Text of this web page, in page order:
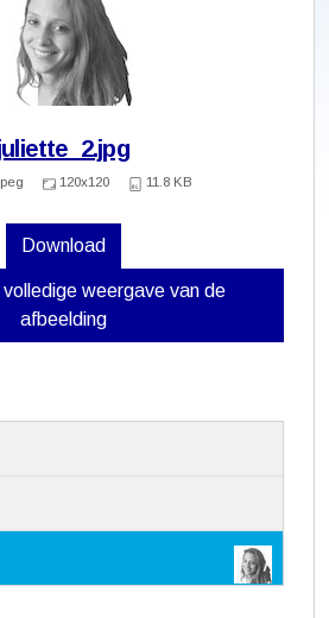
120x120 11.8 KB
Download
volledige weergave van de
afbeelding